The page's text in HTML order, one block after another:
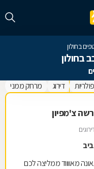
בחולון
בחולון
דירוג מרחק ממני
צ'מפיון
מאווווד ממליצה לכם